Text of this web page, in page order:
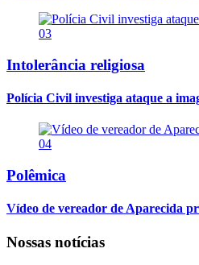
03
Intolerância religiosa
Polícia Civil investiga ataque a
04
Polêmica
Vídeo de vereador de Aparecida
Nossas notícias